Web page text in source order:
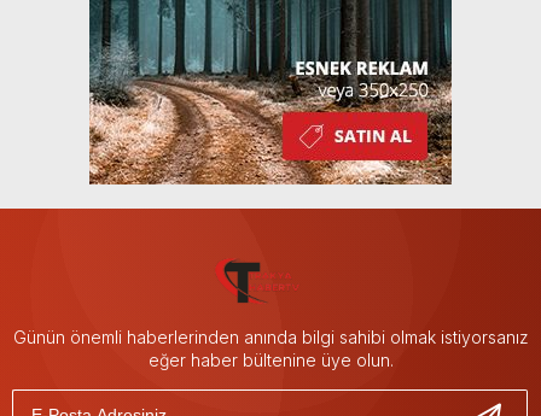
Günün önemli haberlerinden anında bilgi sahibi olmak istiyorsanız
eğer haber bültenine üye olun.